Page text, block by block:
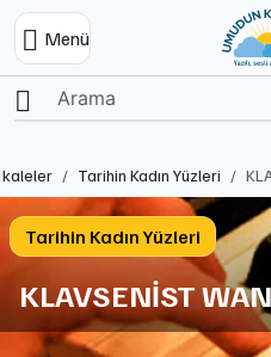
Menü
Ana SayfaTarihin Kadın Yüzleri
Tarihin Kadın Yüzleri
KLAVSENİST